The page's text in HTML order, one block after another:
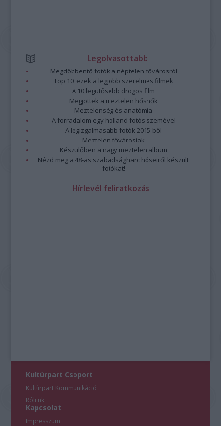
Legolvasottabb
Megdöbbentő fotók a néptelen fővárosról
Top 10: ezek a legjobb szerelmes filmek
A 10 legütősebb drogos film
Megjöttek a meztelen hősnők
Meztelenség és anatómia
A forradalom egy holland fotós szemével
A legizgalmasabb fotók 2015-ből
Meztelen fővárosiak
Készülőben a nagy meztelen album
Nézd meg a 48-as szabadságharc hőseiről készült
fotókat!
Hírlevél feliratkozás
Kultúrpart Csoport
Kultúrpart Kommunikáció
Rólunk
Kapcsolat
Impresszum